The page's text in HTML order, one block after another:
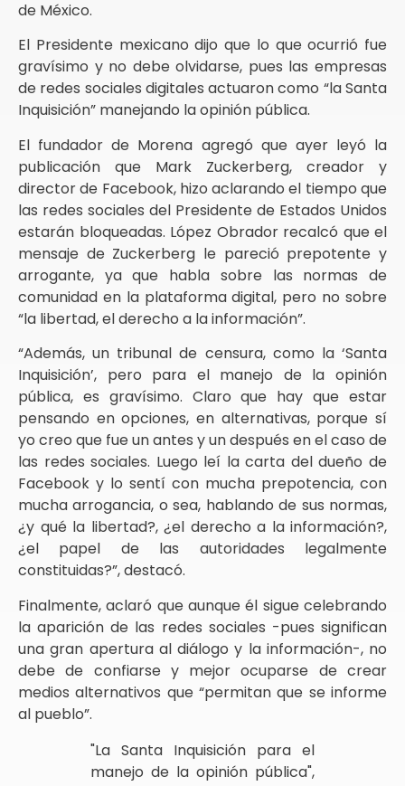
de México.
El Presidente mexicano dijo que lo que ocurrió fue
gravísimo y no debe olvidarse, pues las empresas
de redes sociales digitales actuaron como “la Santa
Inquisición” manejando la opinión pública.
El fundador de Morena agregó que ayer leyó la
publicación que Mark Zuckerberg, creador y
director de Facebook, hizo aclarando el tiempo que
las redes sociales del Presidente de Estados Unidos
estarán bloqueadas. López Obrador recalcó que el
mensaje de Zuckerberg le pareció prepotente y
arrogante, ya que habla sobre las normas de
comunidad en la plataforma digital, pero no sobre
“la libertad, el derecho a la información”.
“Además, un tribunal de censura, como la ‘Santa
Inquisición’, pero para el manejo de la opinión
pública, es gravísimo. Claro que hay que estar
pensando en opciones, en alternativas, porque sí
yo creo que fue un antes y un después en el caso de
las redes sociales. Luego leí la carta del dueño de
Facebook y lo sentí con mucha prepotencia, con
mucha arrogancia, o sea, hablando de sus normas,
¿y qué la libertad?, ¿el derecho a la información?,
¿el papel de las autoridades legalmente
constituidas?”, destacó.
Finalmente, aclaró que aunque él sigue celebrando
la aparición de las redes sociales -pues significan
una gran apertura al diálogo y la información-, no
debe de confiarse y mejor ocuparse de crear
medios alternativos que “permitan que se informe
al pueblo”.
"La Santa Inquisición para el
manejo de la opinión pública",